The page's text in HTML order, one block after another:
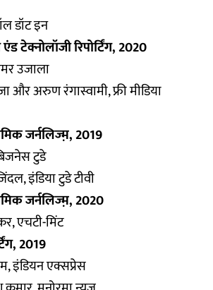
डॉट इन
टेक्नोलॉजी रिपोर्टिंग, 2020
उजाला
और अरुण रंगास्वामी, फ्री मीडिया
जर्नलिज्म़, 2019
टुडे
इंडिया टुडे टीवी
जर्नलिज्म़, 2020
एचटी-मिंट
2019
इंडियन एक्सप्रेस